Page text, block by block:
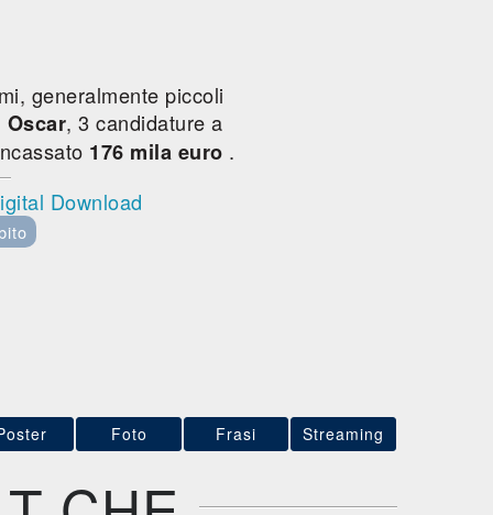
generalmente piccoli
Oscar, 3 candidature a
176 mila euro .
Download
Foto Frasi Streaming